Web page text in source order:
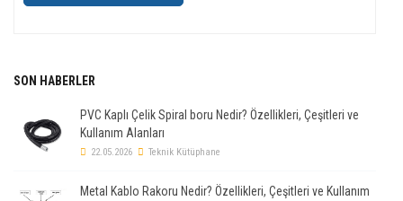
SON HABERLER
PVC Kaplı Çelik Spiral boru Nedir? Özellikleri, Çeşitleri ve
Kullanım Alanları
22.05.2026 Teknik Kütüphane
Metal Kablo Rakoru Nedir? Özellikleri, Çeşitleri ve Kullanım